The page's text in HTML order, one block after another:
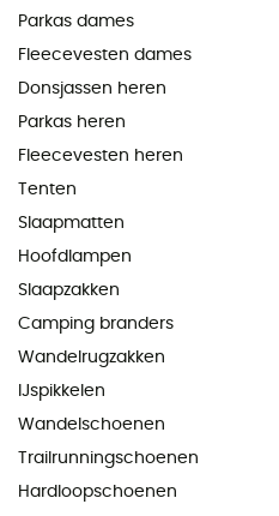
Parkas dames
Fleecevesten dames
Donsjassen heren
Parkas heren
Fleecevesten heren
Tenten
Slaapmatten
Hoofdlampen
Slaapzakken
Camping branders
Wandelrugzakken
IJspikkelen
Wandelschoenen
Trailrunningschoenen
Hardloopschoenen